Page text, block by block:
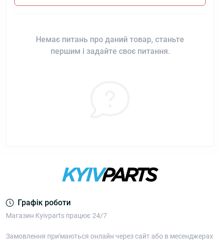
Немає питань про даний товар, станьте
першим і задайте своє питання.
Графік роботи
Магазин Kyivparts працює 24/7
Замовлення при'маються онлайн через сайт або в месенджерах